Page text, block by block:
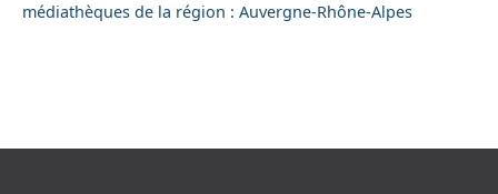
médiathèques de la région : Auvergne-Rhône-Alpes